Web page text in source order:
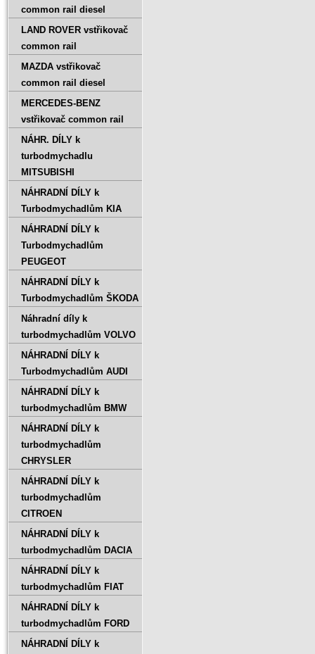
common rail diesel
LAND ROVER vstřikovač
common rail
MAZDA vstřikovač
common rail diesel
MERCEDES-BENZ
vstřikovač common rail
NÁHR. DÍLY k
turbodmychadlu
MITSUBISHI
NÁHRADNÍ DÍLY k
Turbodmychadlům KIA
NÁHRADNÍ DÍLY k
Turbodmychadlům
PEUGEOT
NÁHRADNÍ DÍLY k
Turbodmychadlům ŠKODA
Náhradní díly k
turbodmychadlům VOLVO
NÁHRADNÍ DÍLY k
Turbodmychadlům AUDI
NÁHRADNÍ DÍLY k
turbodmychadlům BMW
NÁHRADNÍ DÍLY k
turbodmychadlům
CHRYSLER
NÁHRADNÍ DÍLY k
turbodmychadlům
CITROEN
NÁHRADNÍ DÍLY k
turbodmychadlům DACIA
NÁHRADNÍ DÍLY k
turbodmychadlům FIAT
NÁHRADNÍ DÍLY k
turbodmychadlům FORD
NÁHRADNÍ DÍLY k